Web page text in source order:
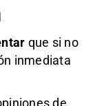
que si no
inmediata
de